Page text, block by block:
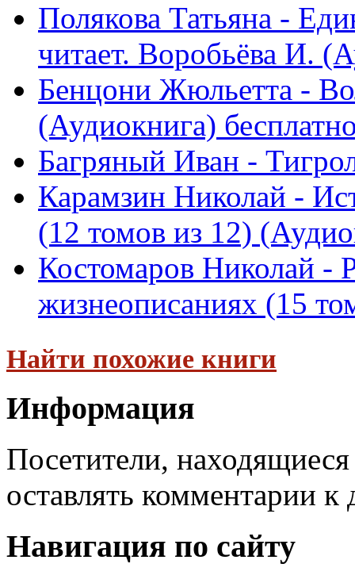
Полякова Татьяна -
читает. Воробьёва И.
Бенцони Жюльетта -
(Аудиокнига)
Багряный Иван -
Карамзин Николай -
(12 томов из 12)
Костомаров Николай -
жизнеописаниях (15
Найти похожие книги
Информация
Посетители,
оставлять комментарии к
Навигация по сайту